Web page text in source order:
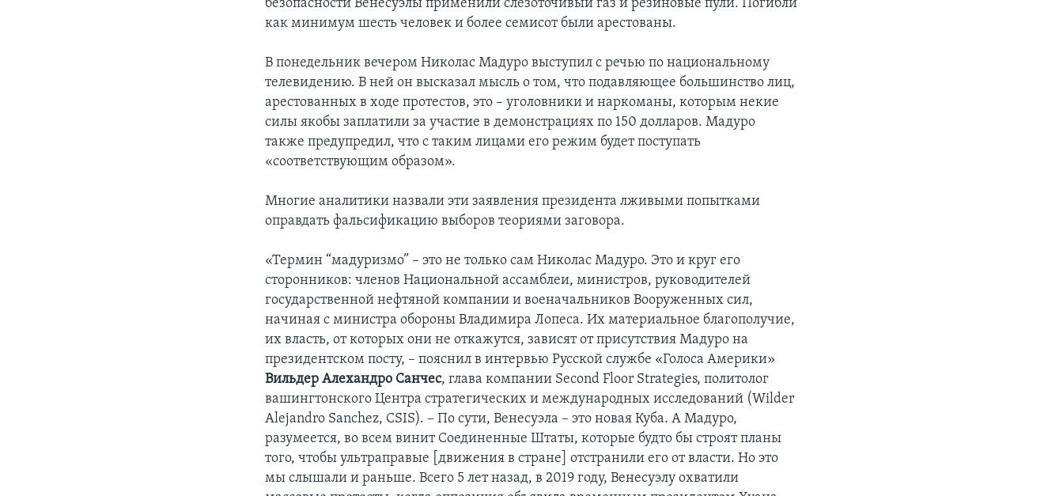
безопасности Венесуэлы применили слезоточивый газ и резиновые пули. Погибли
как минимум шесть человек и более семисот были арестованы.
В понедельник вечером Николас Мадуро выступил с речью по национальному
телевидению. В ней он высказал мысль о том, что подавляющее большинство лиц,
арестованных в ходе протестов, это – уголовники и наркоманы, которым некие
силы якобы заплатили за участие в демонстрациях по 150 долларов. Мадуро
также предупредил, что с таким лицами его режим будет поступать
«соответствующим образом».
Многие аналитики назвали эти заявления президента лживыми попытками
оправдать фальсификацию выборов теориями заговора.
«Термин “мадуризмо” – это не только сам Николас Мадуро. Это и круг его
сторонников: членов Национальной ассамблеи, министров, руководителей
государственной нефтяной компании и военачальников Вооруженных сил,
начиная с министра обороны Владимира Лопеса. Их материальное благополучие,
их власть, от которых они не откажутся, зависят от присутствия Мадуро на
президентском посту, – пояснил в интервью Русской службе «Голоса Америки»
Вильдер Алехандро Санчес, глава компании Second Floor Strategies, политолог
вашингтонского Центра стратегических и международных исследований (Wilder
Alejandro Sanchez, CSIS). – По сути, Венесуэла – это новая Куба. А Мадуро,
разумеется, во всем винит Соединенные Штаты, которые будто бы строят планы
того, чтобы ультраправые [движения в стране] отстранили его от власти. Но это
мы слышали и раньше. Всего 5 лет назад, в 2019 году, Венесуэлу охватили